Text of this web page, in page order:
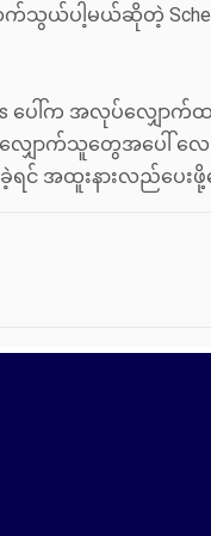
ဆက်သွယ်ပါ့မယ်ဆိုတဲ့
ပေါ်က အလုပ်လျှောက်
ောက်သူတွေအပေါ် လေး
ရင် အထူးနားလည်ပေး